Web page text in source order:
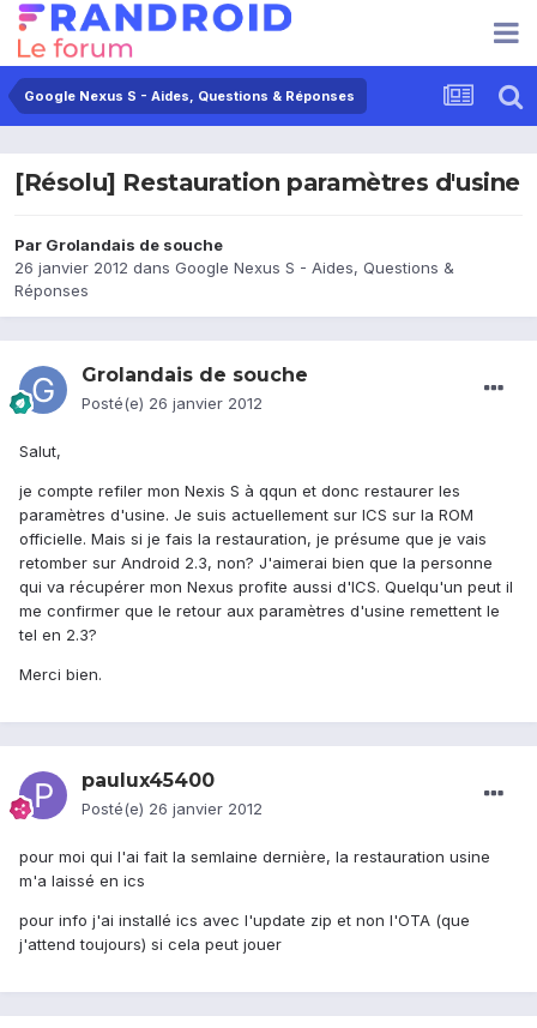
Google Nexus S - Aides, Questions & Réponses
[Résolu] Restauration paramètres d'usine
Par Grolandais de souche
26 janvier 2012 dans Google Nexus S - Aides, Questions &
Réponses
Grolandais de souche
Posté(e) 26 janvier 2012
Salut,
je compte refiler mon Nexis S à qqun et donc restaurer les
paramètres d'usine. Je suis actuellement sur ICS sur la ROM
officielle. Mais si je fais la restauration, je présume que je vais
retomber sur Android 2.3, non? J'aimerai bien que la personne
qui va récupérer mon Nexus profite aussi d'ICS. Quelqu'un peut il
me confirmer que le retour aux paramètres d'usine remettent le
tel en 2.3?
Merci bien.
paulux45400
Posté(e) 26 janvier 2012
pour moi qui l'ai fait la semlaine dernière, la restauration usine
m'a laissé en ics
pour info j'ai installé ics avec l'update zip et non l'OTA (que
j'attend toujours) si cela peut jouer